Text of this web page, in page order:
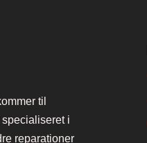
til
i
reparationer